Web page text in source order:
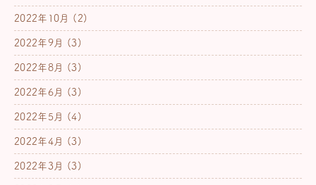
2022年10月 (2)
2022年9月 (3)
2022年8月 (3)
2022年6月 (3)
2022年5月 (4)
2022年4月 (3)
2022年3月 (3)